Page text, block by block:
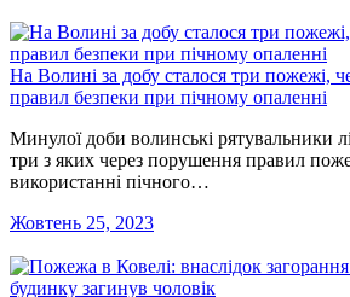
На Волині за добу сталося три пожежі,
правил безпеки при пічному опаленні
Минулої доби волинські рятувальники
три з яких через порушення правил
використанні пічного…
Жовтень 25, 2023